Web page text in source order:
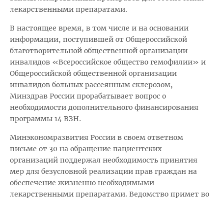
лекарственными препаратами.
В настоящее время, в том числе и на основании
информации, поступившей от Общероссийской
благотворительной общественной организации
инвалидов «Всероссийское общество гемофилии» и
Общероссийской общественной организации
инвалидов больных рассеянным склерозом,
Минздрав России прорабатывает вопрос о
необходимости дополнительного финансирования
программы 14 ВЗН.
Минэкономразвития России в своем ответном
письме от 30 на обращение пациентских
организаций поддержал необходимость принятия
мер для безусловной реализации прав граждан на
обеспечение жизненно необходимыми
лекарственными препаратами. Ведомство примет во